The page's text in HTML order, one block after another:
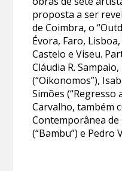
proposta a ser
de Coimbra, o
Évora, Faro,
Castelo e Viseu.
Cláudia R.
(“Oikonomos”),
Simões (“Regresso
Carvalho, também
Contemporânea de
(“Bambu”) e Pedro